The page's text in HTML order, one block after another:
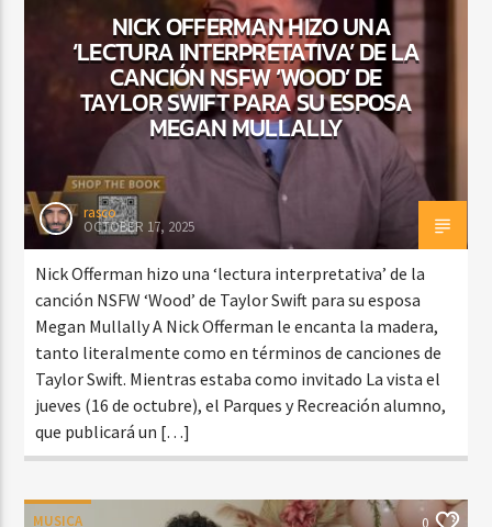
NICK OFFERMAN HIZO UNA
‘LECTURA INTERPRETATIVA’ DE LA
CANCIÓN NSFW ‘WOOD’ DE
TAYLOR SWIFT PARA SU ESPOSA
MEGAN MULLALLY
rasco
OCTOBER 17, 2025
Nick Offerman hizo una ‘lectura interpretativa’ de la
canción NSFW ‘Wood’ de Taylor Swift para su esposa
Megan Mullally A Nick Offerman le encanta la madera,
tanto literalmente como en términos de canciones de
Taylor Swift. Mientras estaba como invitado La vista el
jueves (16 de octubre), el Parques y Recreación alumno,
que publicará un […]
MUSICA 0